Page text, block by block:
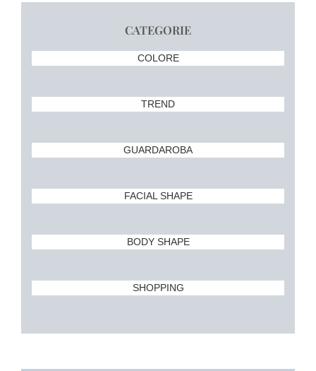
CATEGORIE
COLORE
TREND
GUARDAROBA
FACIAL SHAPE
BODY SHAPE
SHOPPING